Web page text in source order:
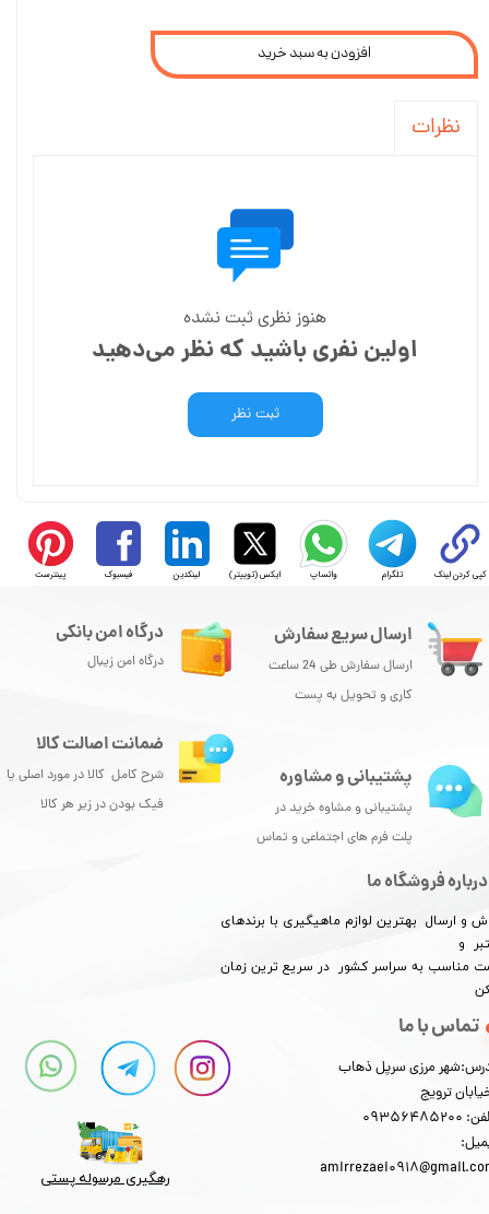
افزودن به سبد خرید
نظرات
هنوز نظری ثبت نشده
اولین نفری باشید که نظر می‌دهید
ثبت نظر
کپی کردن لینک تلگرام واتساپ ایکس (توییتر) لینکدین فیسبوک پینترست
ارسال سریع سفارش
ارسال سفارش طی 24 ساعت
کاری و تحویل به پست
درباره فروشگاه ما
و ارسال بهترین لوازم ماهیگیری با برندهای
و
مناسب به سراسر کشور در سریع ترین زمان
تماس با ما
مرزی سرپل ذهاب
ترویج
درگاه امن بانکی
درگاه امن زیبال
پشتیبانی و مشاوره
پشتیبانی و مشاوه خرید در
پلت فرم های اجتماعی و تماس
ضمانت اصالت کالا
شرح کامل کالا در مورد اصلی یا
فیک بودن در زیر هر کالا
رهگیری مرسوله پستی​​​​​​​